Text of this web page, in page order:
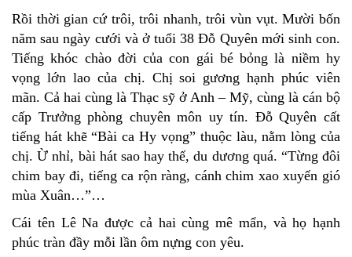
Rồi thời gian cứ trôi, trôi nhanh, trôi vùn vụt. Mười bốn
năm sau ngày cưới và ở tuổi 38 Đỗ Quyên mới sinh con.
Tiếng khóc chào đời của con gái bé bỏng là niềm hy
vọng lớn lao của chị. Chị soi gương hạnh phúc viên
mãn. Cả hai cùng là Thạc sỹ ở Anh – Mỹ, cùng là cán bộ
cấp Trưởng phòng chuyên môn uy tín. Đỗ Quyên cất
tiếng hát khẽ “Bài ca Hy vọng” thuộc làu, nằm lòng của
chị. Ừ nhỉ, bài hát sao hay thế, du dương quá. “Từng đôi
chim bay đi, tiếng ca rộn ràng, cánh chim xao xuyến gió
mùa Xuân…”…
Cái tên Lê Na được cả hai cùng mê mẩn, và họ hạnh
phúc tràn đầy mỗi lần ôm nựng con yêu.